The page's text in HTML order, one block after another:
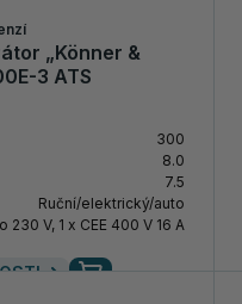
„Könner &
3 ATS
300
8.0
7.5
Ruční/elektrický/auto
230 V, 1 x CEE 400 V 16 A